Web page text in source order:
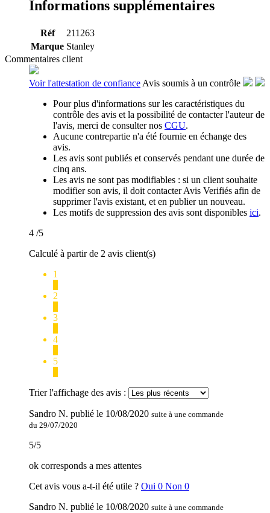
Informations supplémentaires
Réf
211263
Marque Stanley
Commentaires client
Voir l'attestation de confiance Avis soumis à un contrôle
Pour plus d'informations sur les caractéristiques du
contrôle des avis et la possibilité de contacter l'auteur de
l'avis, merci de consulter nos CGU.
Aucune contrepartie n'a été fournie en échange des
avis.
Les avis sont publiés et conservés pendant une durée de
cinq ans.
Les avis ne sont pas modifiables : si un client souhaite
modifier son avis, il doit contacter Avis Verifiés afin de
supprimer l'avis existant, et en publier un nouveau.
Les motifs de suppression des avis sont disponibles ici.
4 /5
Calculé à partir de 2 avis client(s)
1
2
3
4
5
Trier l'affichage des avis :
Sandro N. publié le 10/08/2020 suite à une commande
du 29/07/2020
5/5
ok corresponds a mes attentes
Cet avis vous a-t-il été utile ? Oui 0 Non 0
Sandro N. publié le 10/08/2020 suite à une commande